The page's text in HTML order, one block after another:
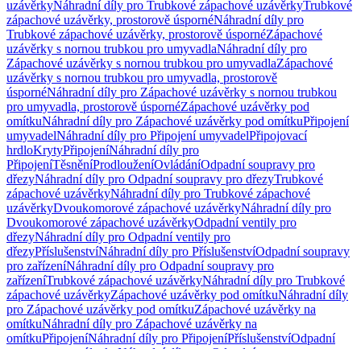
uzávěrkyNáhradní díly pro Trubkové zápachové uzávěrkyTrubkové
zápachové uzávěrky, prostorově úspornéNáhradní díly pro
Trubkové zápachové uzávěrky, prostorově úspornéZápachové
uzávěrky s nornou trubkou pro umyvadlaNáhradní díly pro
Zápachové uzávěrky s nornou trubkou pro umyvadlaZápachové
uzávěrky s nornou trubkou pro umyvadla, prostorově
úspornéNáhradní díly pro Zápachové uzávěrky s nornou trubkou
pro umyvadla, prostorově úspornéZápachové uzávěrky pod
omítkuNáhradní díly pro Zápachové uzávěrky pod omítkuPřipojení
umyvadelNáhradní díly pro Připojení umyvadelPřipojovací
hrdloKrytyPřipojeníNáhradní díly pro
PřipojeníTěsněníProdlouženíOvládáníOdpadní soupravy pro
dřezyNáhradní díly pro Odpadní soupravy pro dřezyTrubkové
zápachové uzávěrkyNáhradní díly pro Trubkové zápachové
uzávěrkyDvoukomorové zápachové uzávěrkyNáhradní díly pro
Dvoukomorové zápachové uzávěrkyOdpadní ventily pro
dřezyNáhradní díly pro Odpadní ventily pro
dřezyPříslušenstvíNáhradní díly pro PříslušenstvíOdpadní soupravy
pro zařízeníNáhradní díly pro Odpadní soupravy pro
zařízeníTrubkové zápachové uzávěrkyNáhradní díly pro Trubkové
zápachové uzávěrkyZápachové uzávěrky pod omítkuNáhradní díly
pro Zápachové uzávěrky pod omítkuZápachové uzávěrky na
omítkuNáhradní díly pro Zápachové uzávěrky na
omítkuPřipojeníNáhradní díly pro PřipojeníPříslušenstvíOdpadní